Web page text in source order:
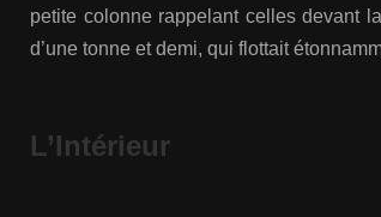
petite colonne rappelant celles devant
d’une tonne et demi, qui flottait
L’Intérieur